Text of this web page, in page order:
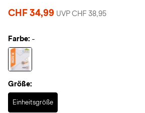
CHF 34,99 UVP CHF 38,95
Farbe: -
Größe:
Einheitsgröße
Selected